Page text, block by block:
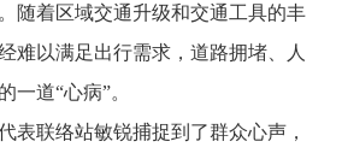
随着区域交通升级和交通工具的丰
难以满足出行需求，道路拥堵、人
一道“心病”。
联络站敏锐捕捉到了群众心声，